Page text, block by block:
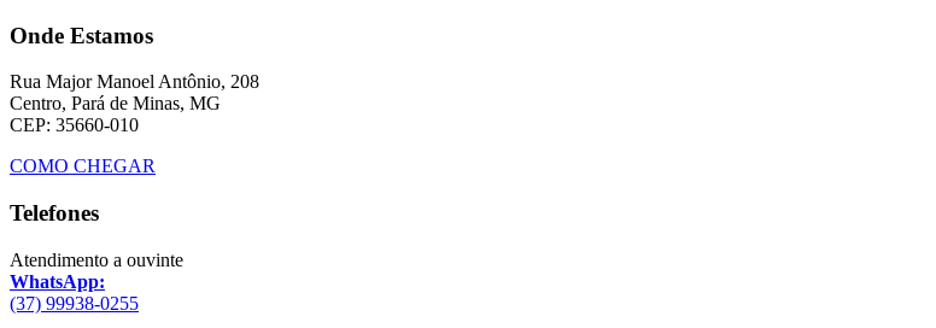
Onde Estamos
Rua Major Manoel Antônio, 208
Centro, Pará de Minas, MG
CEP: 35660-010
COMO CHEGAR
Telefones
Atendimento a ouvinte
WhatsApp:
(37) 99938-0255